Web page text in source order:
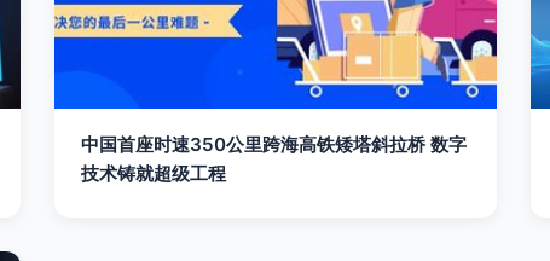
中国首座时速350公里跨海高铁矮塔斜拉桥 数字
技术铸就超级工程